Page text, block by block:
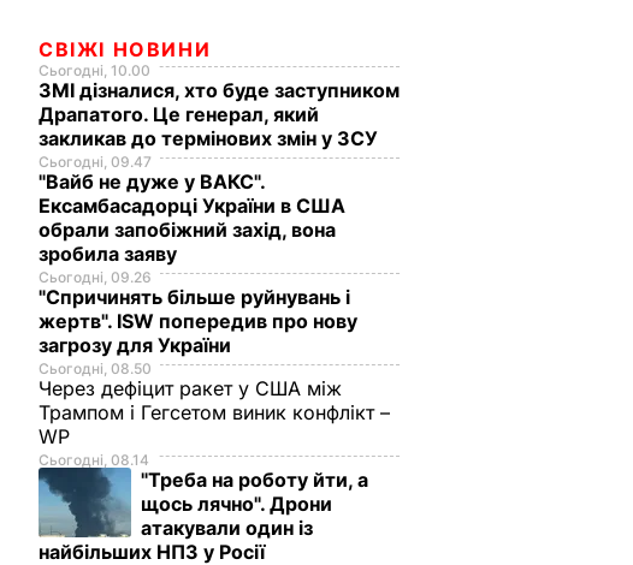
СВІЖІ НОВИНИ
Сьогодні, 10.00
ЗМІ дізналися, хто буде заступником
Драпатого. Це генерал, який
закликав до термінових змін у ЗСУ
Сьогодні, 09.47
"Вайб не дуже у ВАКС".
Ексамбасадорці України в США
обрали запобіжний захід, вона
зробила заяву
Сьогодні, 09.26
"Спричинять більше руйнувань і
жертв". ISW попередив про нову
загрозу для України
Сьогодні, 08.50
Через дефіцит ракет у США між
Трампом і Гегсетом виник конфлікт –
WP
Сьогодні, 08.14
"Треба на роботу йти, а
щось лячно". Дрони
атакували один із
найбільших НПЗ у Росії